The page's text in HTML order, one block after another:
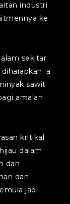
industri
ke
sekitar
ia
sawit
amalan
kritikal
dalam
dan
dan
jadi